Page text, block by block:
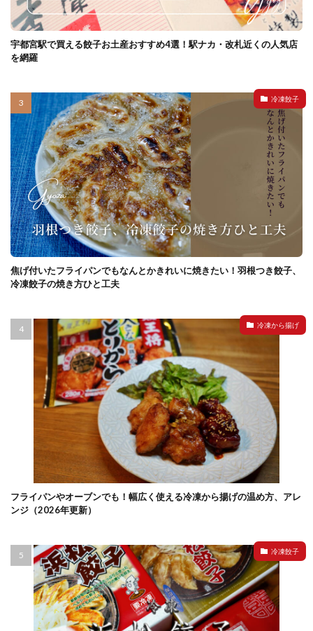
宇都宮駅で買える餃子お土産おすすめ4選！駅ナカ・改札近くの人気店
を網羅
冷凍餃子
焦げ付いたフライパンでもなんとかきれいに焼きたい！羽根つき餃子、
冷凍餃子の焼き方ひと工夫
冷凍から揚げ
フライパンやオーブンでも！幅広く使える冷凍から揚げの温め方、アレ
ンジ（2026年更新）
冷凍餃子